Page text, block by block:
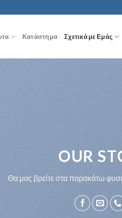
Κατάστημα Σχετικά με Εμάς
OUR
Θα μας βρείτε στα παρακάτω